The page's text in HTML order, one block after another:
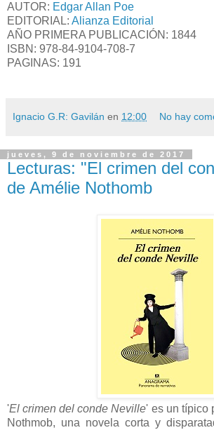
AUTOR: Edgar Allan Poe
EDITORIAL: Alianza Editorial
AÑO PRIMERA PUBLICACIÓN: 1844
ISBN: 978-84-9104-708-7
PAGINAS: 191
Ignacio G.R: Gavilán en 12:00 No hay
jueves, 9 de noviembre de 2017
Lecturas: "El crimen del
de Amélie Nothomb
'El crimen del conde Neville' es un típico
Nothmob, una novela corta y